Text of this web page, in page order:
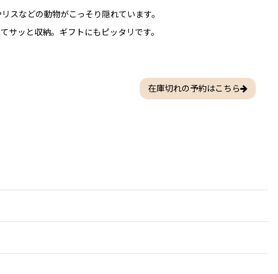
スなどの動物がこっそり隠れています。
サッと収納。ギフトにもピッタリです。
在庫切れの予約はこちら